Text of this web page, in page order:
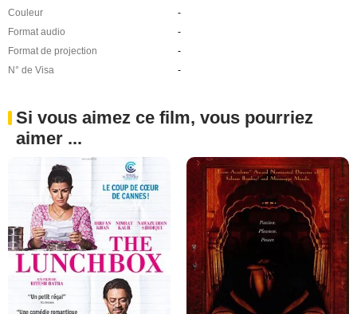
Couleur
-
Format audio
-
Format de projection
-
N° de Visa
-
Si vous aimez ce film, vous pourriez
aimer ...